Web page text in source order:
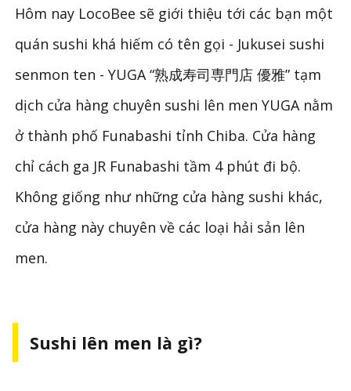
Hôm nay LocoBee sẽ giới thiệu tới các bạn một
quán sushi khá hiếm có tên gọi - Jukusei sushi
senmon ten - YUGA “熟成寿司専門店 優雅” tạm
dịch cửa hàng chuyên sushi lên men YUGA nằm
ở thành phố Funabashi tỉnh Chiba. Cửa hàng
chỉ cách ga JR Funabashi tầm 4 phút đi bộ.
Không giống như những cửa hàng sushi khác,
cửa hàng này chuyên về các loại hải sản lên
men.
Sushi lên men là gì?